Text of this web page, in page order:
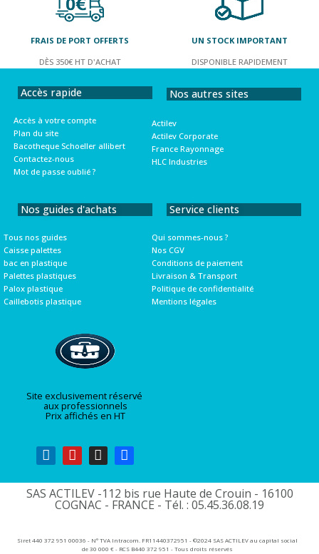
FRAIS DE PORT OFFERTS
DÈS 350€ HT D'ACHAT
UN STOCK IMPORTANT
DISPONIBLE RAPIDEMENT
Accès rapide
Accès à votre compte
Plan du site
Bacotheque Schoeller allibert
Contactez-nous
Mot de passe oublié ?
Nos autres sites
Actilev
Actilev Corporate
France Rayonnage
HLC Industries
Nos guides d'achats
Tous nos guides
Caisse palettes
bac en plastique
Palettes plastiques
Palox plastique
Caillebotis plastique
Service clients
Qui sommes-nous ?
Nos CGV
Conditions de paiement
Livraison & Transport
Politique de confidentialité
Mentions légales
Site exclusivement réservé
aux professionnels
Prix affichés en HT
SAS ACTILEV -112 bis rue Haute de Crouin - 16100
COGNAC - FRANCE - Tél. : 05.45.36.08.19​
Siret 440 372 951 00036 - N° TVA Intracom. FR11440372951 - ©2024 SAS ACTILEV au capital social
de 30 000 € - RCS B440 372 951 - Tous droits réservés​​